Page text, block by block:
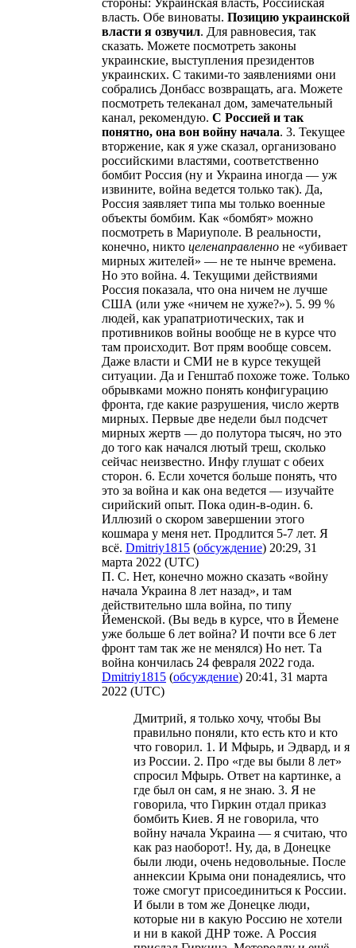
стороны: Украинская власть, Российская
власть. Обе виноваты. Позицию украинской
власти я озвучил. Для равновесия, так
сказать. Можете посмотреть законы
украинские, выступления президентов
украинских. С такими-то заявлениями они
собрались Донбасс возвращать, ага. Можете
посмотреть телеканал дом, замечательный
канал, рекомендую. С Россией и так
понятно, она вон войну начала. 3. Текущее
вторжение, как я уже сказал, организовано
российскими властями, соответственно
бомбит Россия (ну и Украина иногда — уж
извините, война ведется только так). Да,
Россия заявляет типа мы только военные
объекты бомбим. Как «бомбят» можно
посмотреть в Мариуполе. В реальности,
конечно, никто целенаправленно не «убивает
мирных жителей» — не те нынче времена.
Но это война. 4. Текущими действиями
Россия показала, что она ничем не лучше
США (или уже «ничем не хуже?»). 5. 99 %
людей, как урапатриотических, так и
противников войны вообще не в курсе что
там происходит. Вот прям вообще совсем.
Даже власти и СМИ не в курсе текущей
ситуации. Да и Генштаб похоже тоже. Только
обрывками можно понять конфигурацию
фронта, где какие разрушения, число жертв
мирных. Первые две недели был подсчет
мирных жертв — до полутора тысяч, но это
до того как начался лютый треш, сколько
сейчас неизвестно. Инфу глушат с обеих
сторон. 6. Если хочется больше понять, что
это за война и как она ведется — изучайте
сирийский опыт. Пока один-в-один. 6.
Иллюзий о скором завершении этого
кошмара у меня нет. Продлится 5-7 лет. Я
всё. Dmitriy1815 (обсуждение) 20:29, 31
марта 2022 (UTC)
П. С. Нет, конечно можно сказать «войну
начала Украина 8 лет назад», и там
действительно шла война, по типу
Йеменской. (Вы ведь в курсе, что в Йемене
уже больше 6 лет война? И почти все 6 лет
фронт там так же не менялся) Но нет. Та
война кончилась 24 февраля 2022 года.
Dmitriy1815 (обсуждение) 20:41, 31 марта
2022 (UTC)
Дмитрий, я только хочу, чтобы Вы
правильно поняли, кто есть кто и кто
что говорил. 1. И Мфырь, и Эдвард, и я
из России. 2. Про «где вы были 8 лет»
спросил Мфырь. Ответ на картинке, а
где был он сам, я не знаю. 3. Я не
говорила, что Гиркин отдал приказ
бомбить Киев. Я не говорила, что
войну начала Украина — я считаю, что
как раз наоборот!. Ну, да, в Донецке
были люди, очень недовольные. После
аннексии Крыма они понадеялись, что
тоже смогут присоединиться к России.
И были в том же Донецке люди,
которые ни в какую Россию не хотели
и ни в какой ДНР тоже. А Россия